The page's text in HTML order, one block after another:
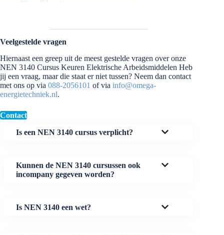
Veelgestelde vragen
Hiernaast een greep uit de meest gestelde vragen over onze
NEN 3140 Cursus Keuren Elektrische Arbeidsmiddelen Heb
jij een vraag, maar die staat er niet tussen? Neem dan contact
met ons op via 088-2056101 of via info@omega-
energietechniek.nl.
Contact
Is een NEN 3140 cursus verplicht?
Kunnen de NEN 3140 cursussen ook
incompany gegeven worden?
Is NEN 3140 een wet?